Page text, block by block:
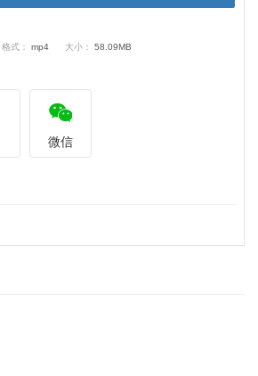
V
i
d
e
格式： mp4 大小： 58.09MB
微信